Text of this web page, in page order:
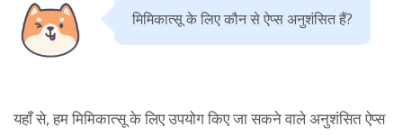
मिमिकात्सू के लिए कौन से ऐप्स अनुशंसित हैं?
यहाँ से, हम मिमिकात्सू के लिए उपयोग किए जा सकने वाले अनुशंसित ऐप्स